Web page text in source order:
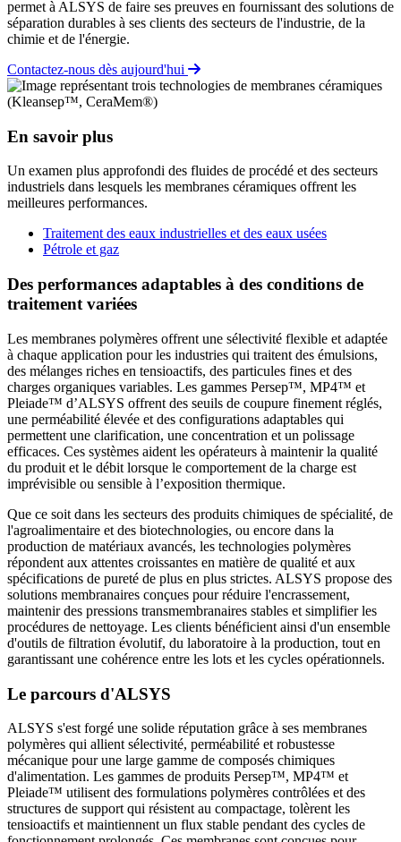
permet à ALSYS de faire ses preuves en fournissant des solutions de
séparation durables à ses clients des secteurs de l'industrie, de la
chimie et de l'énergie.
Contactez-nous dès aujourd'hui
En savoir plus
Un examen plus approfondi des fluides de procédé et des secteurs
industriels dans lesquels les membranes céramiques offrent les
meilleures performances.
Traitement des eaux industrielles et des eaux usées
Pétrole et gaz
Des performances adaptables à des conditions de
traitement variées
Les membranes polymères offrent une sélectivité flexible et adaptée
à chaque application pour les industries qui traitent des émulsions,
des mélanges riches en tensioactifs, des particules fines et des
charges organiques variables. Les gammes Persep™, MP4™ et
Pleiade™ d’ALSYS offrent des seuils de coupure finement réglés,
une perméabilité élevée et des configurations adaptables qui
permettent une clarification, une concentration et un polissage
efficaces. Ces systèmes aident les opérateurs à maintenir la qualité
du produit et le débit lorsque le comportement de la charge est
imprévisible ou sensible à l’exposition thermique.
Que ce soit dans les secteurs des produits chimiques de spécialité, de
l'agroalimentaire et des biotechnologies, ou encore dans la
production de matériaux avancés, les technologies polymères
répondent aux attentes croissantes en matière de qualité et aux
spécifications de pureté de plus en plus strictes. ALSYS propose des
solutions membranaires conçues pour réduire l'encrassement,
maintenir des pressions transmembranaires stables et simplifier les
procédures de nettoyage. Les clients bénéficient ainsi d'un ensemble
d'outils de filtration évolutif, du laboratoire à la production, tout en
garantissant une cohérence entre les lots et les cycles opérationnels.
Le parcours d'ALSYS
ALSYS s'est forgé une solide réputation grâce à ses membranes
polymères qui allient sélectivité, perméabilité et robustesse
mécanique pour une large gamme de composés chimiques
d'alimentation. Les gammes de produits Persep™, MP4™ et
Pleiade™ utilisent des formulations polymères contrôlées et des
structures de support qui résistent au compactage, tolèrent les
tensioactifs et maintiennent un flux stable pendant des cycles de